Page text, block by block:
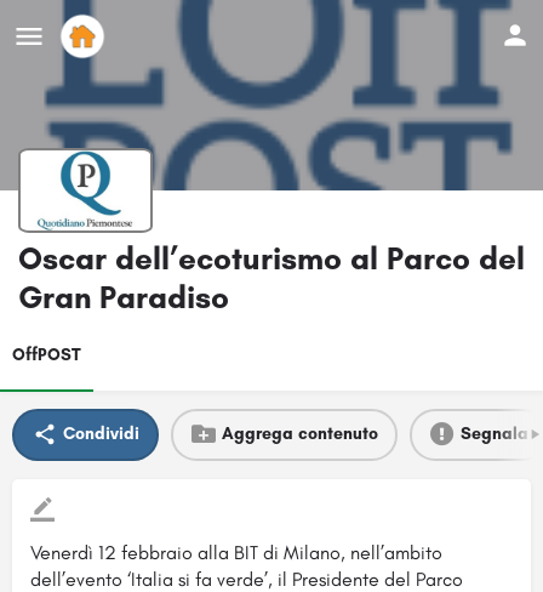
Oscar dell’ecoturismo al Parco del
Gran Paradiso
OffPOST
Condividi Aggrega contenuto Segnala
Venerdì 12 febbraio alla BIT di Milano, nell’ambito
dell’evento ‘Italia si fa verde’, il Presidente del Parco